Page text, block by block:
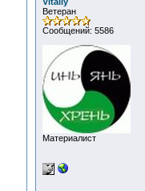
Ветеран
Сообщений: 5586
Материалист